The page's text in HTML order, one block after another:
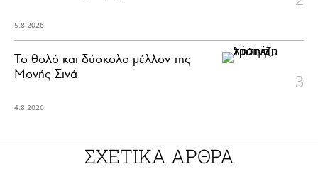
5.8.2026
Το θολό και δύσκολο μέλλον της
Μονής Σινά
4.8.2026
ΣΧΕΤΙΚΑ ΑΡΘΡΑ